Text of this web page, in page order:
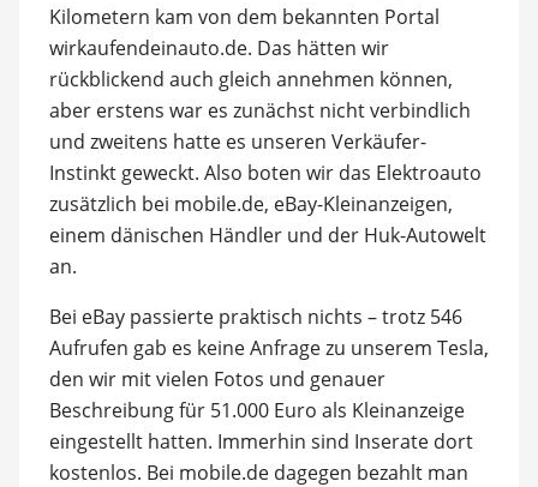
Kilometern kam von dem bekannten Portal
wirkaufendeinauto.de. Das hätten wir
rückblickend auch gleich annehmen können,
aber erstens war es zunächst nicht verbindlich
und zweitens hatte es unseren Verkäufer-
Instinkt geweckt. Also boten wir das Elektroauto
zusätzlich bei mobile.de, eBay-Kleinanzeigen,
einem dänischen Händler und der Huk-Autowelt
an.
Bei eBay passierte praktisch nichts – trotz 546
Aufrufen gab es keine Anfrage zu unserem Tesla,
den wir mit vielen Fotos und genauer
Beschreibung für 51.000 Euro als Kleinanzeige
eingestellt hatten. Immerhin sind Inserate dort
kostenlos. Bei mobile.de dagegen bezahlt man